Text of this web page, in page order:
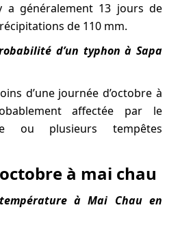
a généralement 13 jours de
de 110 mm.
d’un typhon à Sapa
d’une journée d’octobre à
affectée par le
ou plusieurs tempêtes
à mai chau
à Mai Chau en